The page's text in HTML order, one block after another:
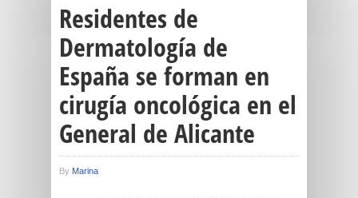
Residentes de
Dermatología de
España se forman en
cirugía oncológica en el
General de Alicante
By Marina